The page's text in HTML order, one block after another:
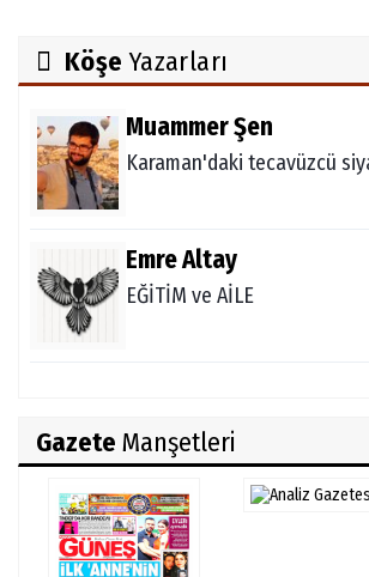
Köşe Yazarları
Muammer Şen
Karaman'daki tecavüzcü
Emre Altay
EĞİTİM ve AİLE
Gazete Manşetleri